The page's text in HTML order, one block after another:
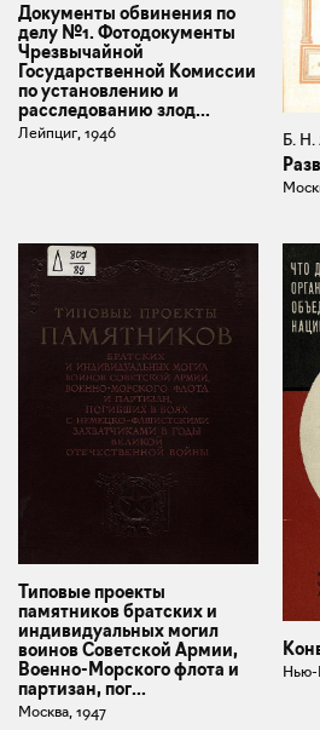
Документы обвинения по
делу №1. Фотодокументы
Чрезвычайной
Государственной Комиссии
по установлению и
расследованию злод...
Лейпциг, 1946 Б. Н.
Типовые проекты
памятников братских и
индивидуальных могил
воинов Советской Армии,
Военно-Морского флота и
партизан, пог...
Москва, 1947
Нью-